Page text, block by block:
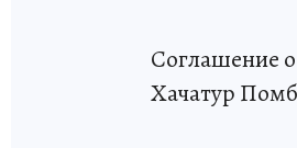
Соглашение
Хачатур